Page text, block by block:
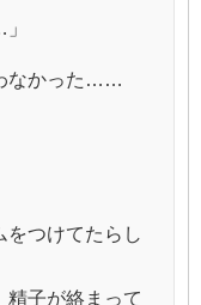
なかった……
つけてたらし
精子が絡まって